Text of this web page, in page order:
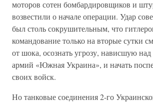
моторов сотен бомбардировщиков и
возвестили о начале операции. Удар
был столь сокрушительным, что
командование только на вторые сутки
от шока, осознать угрозу, нависшую
армий «Южная Украина», и начать
своих войск.
Но танковые соединения 2-го